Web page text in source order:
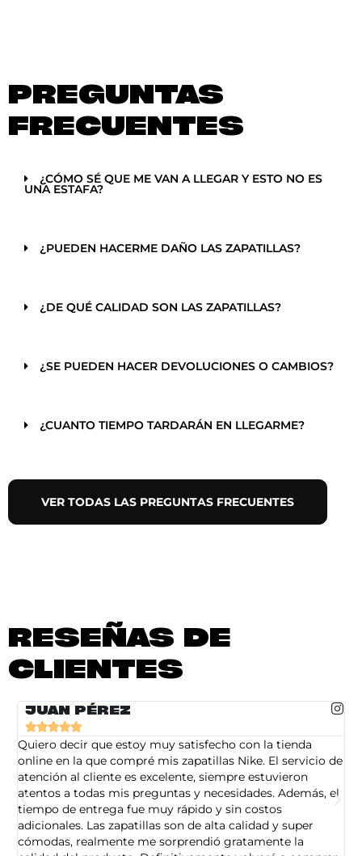
PREGUNTAS
FRECUENTES
¿CÓMO SÉ QUE ME VAN A LLEGAR Y ESTO NO ES
UNA ESTAFA?
¿PUEDEN HACERME DAÑO LAS ZAPATILLAS?
¿DE QUÉ CALIDAD SON LAS ZAPATILLAS?
¿SE PUEDEN HACER DEVOLUCIONES O CAMBIOS?
¿CUANTO TIEMPO TARDARÁN EN LLEGARME?
VER TODAS LAS PREGUNTAS FRECUENTES
RESEÑAS DE
CLIENTES
JUAN PÉREZ

Quiero decir que estoy muy satisfecho con la tienda
online en la que compré mis zapatillas Nike. El servicio de
atención al cliente es excelente, siempre estuvieron
atentos a todas mis preguntas y necesidades. Además, el
tiempo de entrega fue muy rápido y sin costos
adicionales. Las zapatillas son de alta calidad y super
cómodas, realmente me sorprendió gratamente la